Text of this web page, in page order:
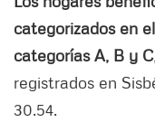
categorizados en
categorías A, B y C
registrados en
30.54.